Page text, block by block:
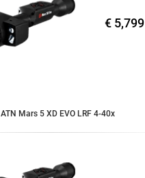
€ 5,799
ATN Mars 5 XD EVO LRF 4-40x